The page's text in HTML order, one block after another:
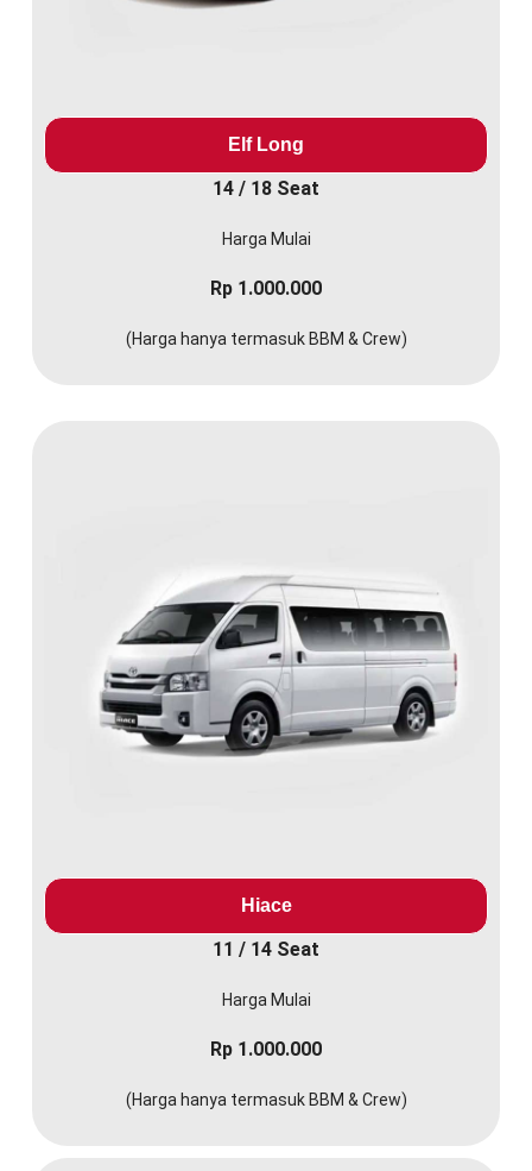
Elf Long
14 / 18 Seat
Harga Mulai
Rp 1.000.000
(Harga hanya termasuk BBM & Crew)
Hiace
11 / 14 Seat
Harga Mulai
Rp 1.000.000
(Harga hanya termasuk BBM & Crew)